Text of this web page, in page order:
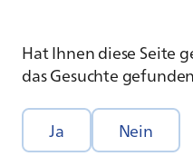
Hat Ihnen diese Seite
das Gesuchte
Ja Nein